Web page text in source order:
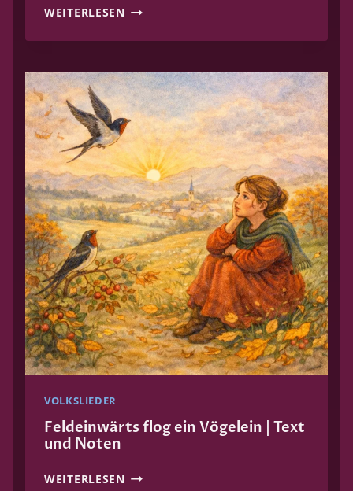
WEITERLESENF
A
K
E
N
L
I
E
D
–
W
O
H
L
A
U
F
,
D
L
T
VOLKSLIEDER
Feldeinwärts flog ein Vögelein | Text
und Noten
WEITERLESENF